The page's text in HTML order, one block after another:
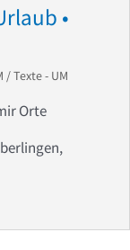
•
/Texte - UM
Orte